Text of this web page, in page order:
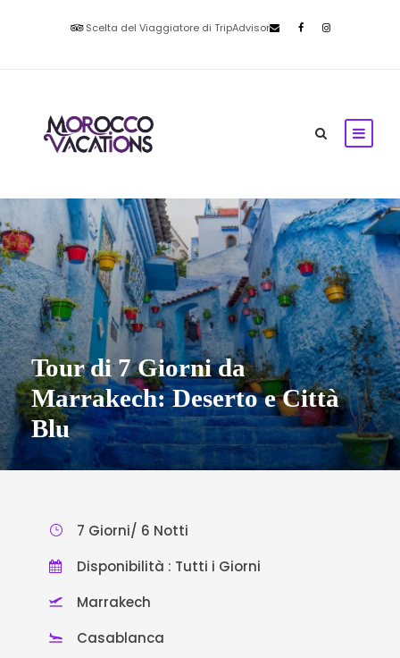
Scelta del Viaggiatore di TripAdvisor
Tour di 7 Giorni da
Marrakech: Deserto e Città
Blu
7 Giorni/ 6 Notti
Disponibilità : Tutti i Giorni
Marrakech
Casablanca